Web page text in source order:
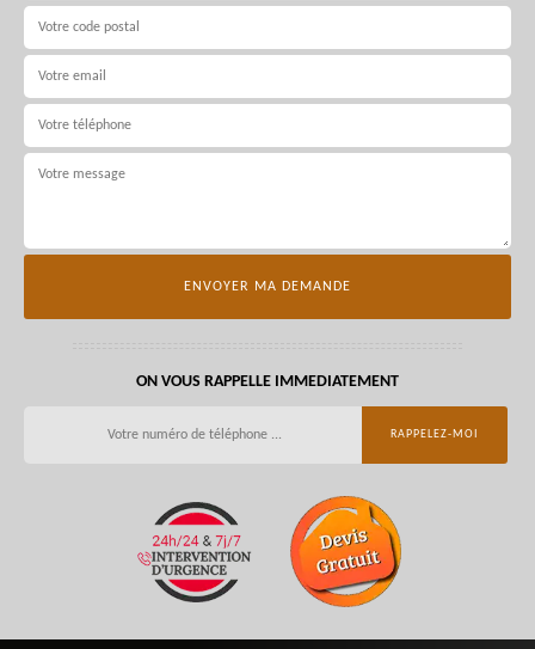
ON VOUS RAPPELLE IMMEDIATEMENT